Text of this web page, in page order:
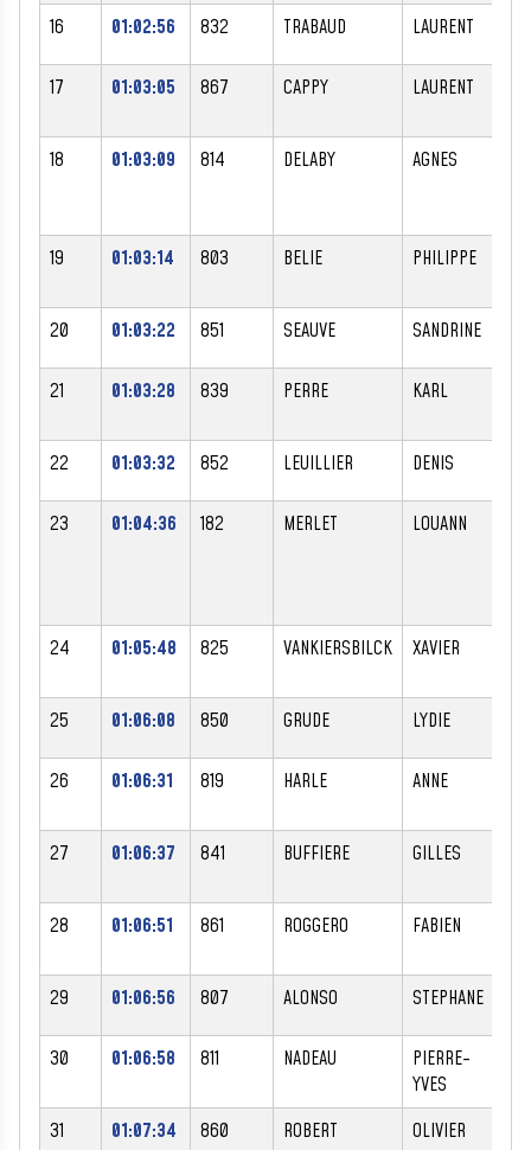
16 01:02:56 832 TRABAUD LAURENT
17 01:03:05 867 CAPPY LAURENT
18 01:03:09 814 DELABY AGNES
19 01:03:14 803 BELIE PHILIPPE
20 01:03:22 851 SEAUVE SANDRINE
21 01:03:28 839 PERRE KARL
22 01:03:32 852 LEUILLIER DENIS
23 01:04:36 182 MERLET LOUANN
24 01:05:48 825 VANKIERSBILCK XAVIER
25 01:06:08 850 GRUDE LYDIE
26 01:06:31 819 HARLE ANNE
27 01:06:37 841 BUFFIERE GILLES
28 01:06:51 861 ROGGERO FABIEN
29 01:06:56 807 ALONSO STEPHANE
30 01:06:58 811 NADEAU
PIERRE-
YVES
31 01:07:34 860 ROBERT OLIVIER